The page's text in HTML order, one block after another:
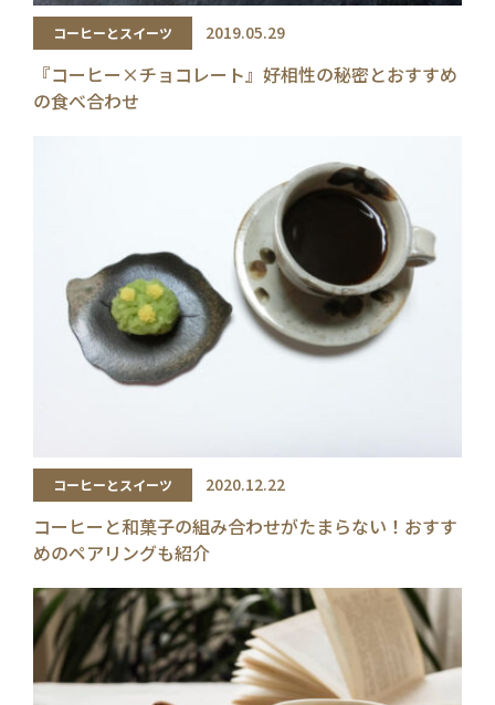
コーヒーとスイーツ 2019.05.29
『コーヒー×チョコレート』好相性の秘密とおすすめ
の食べ合わせ
コーヒーとスイーツ 2020.12.22
コーヒーと和菓子の組み合わせがたまらない！おすす
めのペアリングも紹介